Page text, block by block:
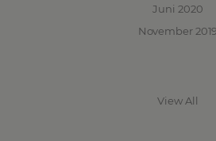
Juni 2020
November 2019
View All